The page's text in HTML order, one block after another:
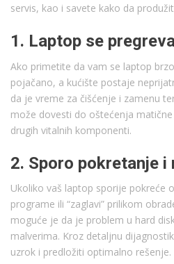
servis, kao i savete kako da
1. Laptop se
Ako primetite da vam se laptop
pojačano, a kućište postaje
da je vreme za čišćenje i zamenu
može dovesti do oštećenja
drugih vitalnih komponenti.
2. Sporo pokretanje i
Ukoliko vaš laptop sporije pokreće
programe ili “zaglavi” prilikom
moguće je da je problem u hard
malverima. Kroz detaljnu
uzrok i predložiti optimalno rešenje.